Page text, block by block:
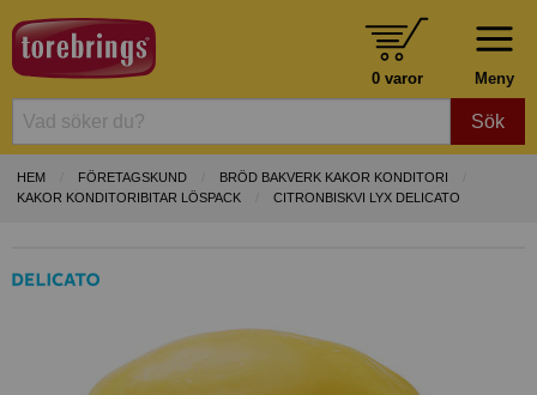
Meny
0 varor
Sök
HEM FÖRETAGSKUND
BRÖD BAKVERK KAKOR KONDITORI
KAKOR KONDITORIBITAR LÖSPACK
CITRONBISKVI LYX DELICATO